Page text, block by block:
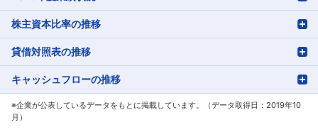
株主資本比率の推移
貸借対照表の推移
キャッシュフローの推移
※企業が公表しているデータをもとに掲載しています。（データ取得日：2019年10
月）